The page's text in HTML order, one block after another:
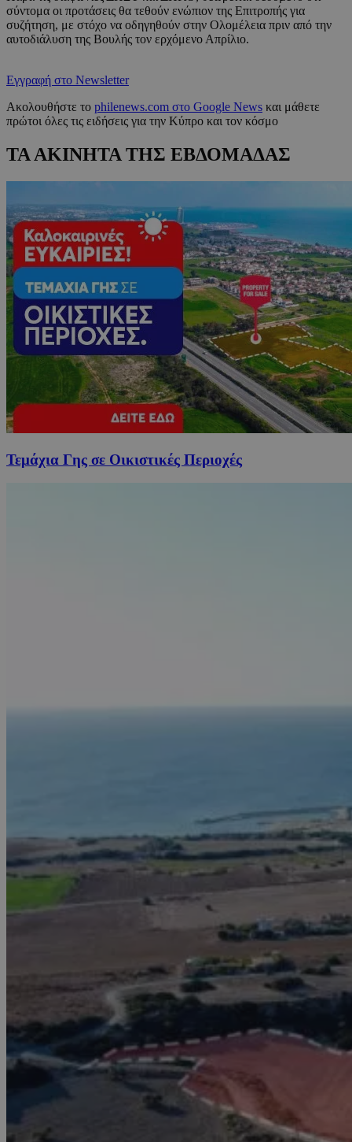
σύντομα οι προτάσεις θα τεθούν ενώπιον της Επιτροπής για
συζήτηση, με στόχο να οδηγηθούν στην Ολομέλεια πριν από την
αυτοδιάλυση της Βουλής τον ερχόμενο Απρίλιο.
Εγγραφή στο Newsletter
Ακολουθήστε το philenews.com στο Google News και μάθετε
πρώτοι όλες τις ειδήσεις για την Κύπρο και τον κόσμο
ΤΑ ΑΚΙΝΗΤΑ ΤΗΣ ΕΒΔΟΜΑΔΑΣ
Τεμάχια Γης σε Οικιστικές Περιοχές